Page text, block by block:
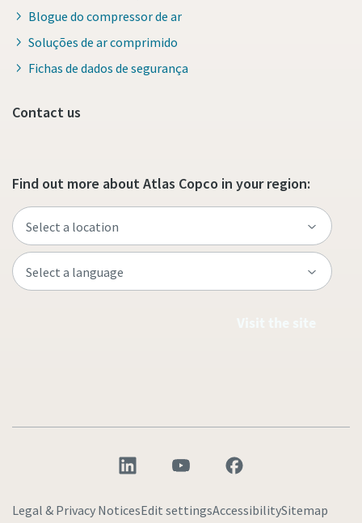
Blogue do compressor de ar
Soluções de ar comprimido
Fichas de dados de segurança
Contact us
Find out more about Atlas Copco in your region:
Legal & Privacy NoticesEdit settingsAccessibilitySitemap